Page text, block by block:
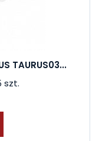
TAURUS03...
szt.